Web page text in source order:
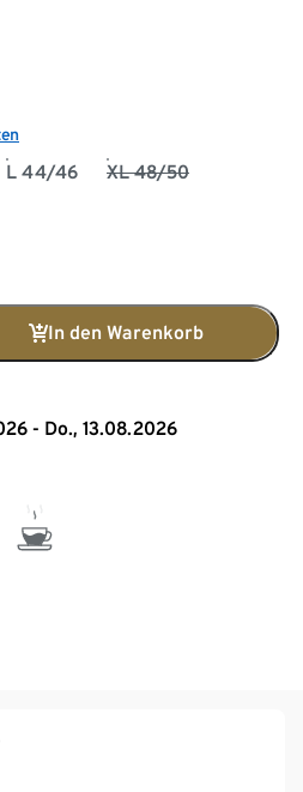
L 44/46 XL 48/50
In den Warenkorb
- Do., 13.08.2026